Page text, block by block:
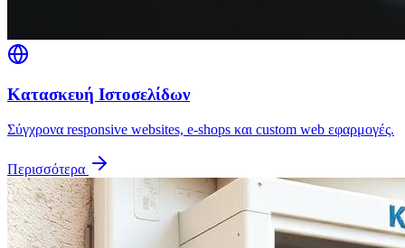
Κατασκευή Ιστοσελίδων
Σύγχρονα responsive websites, e-shops και custom web εφαρμογές.
Περισσότερα